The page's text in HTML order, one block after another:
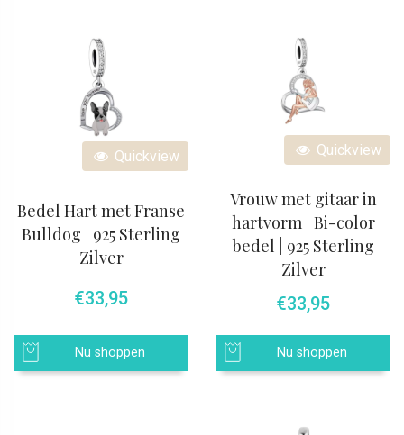
Quickview
Bedel Hart met Franse
Bulldog | 925 Sterling
Zilver
€33,95
Nu shoppen
Quickview
Vrouw met gitaar in
hartvorm | Bi-color
bedel | 925 Sterling
Zilver
€33,95
Nu shoppen